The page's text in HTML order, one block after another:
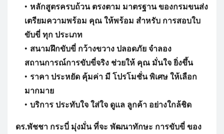
หลักสูตรครบถ้วน ตรงตาม มาตรฐานของกรมขนส่ง
เตรียมความพร้อม คุณให้พร้อม สำหรับ การสอบใบ
ขับขี่ ทุก ประเภท
สนามฝึกขับขี่ กว้างขวาง ปลอดภัยจำลอง
สถานการณ์การขับขี่จริง ช่วยให้ คุณ มั่นใจยิ่งขึ้น
ราคา ประหยัด คุ้มค่า มีโปรโมชั่นพิเศษให้เลือก
มากมาย
บริการ ประทับใจใส่ใจ ดูแล ลูกค้า อย่างใกล้ชิด
ดร.พัชชา กระบี่ มุ่งมั่นที่จะ พัฒนาทักษะ การขับขี่ ของ